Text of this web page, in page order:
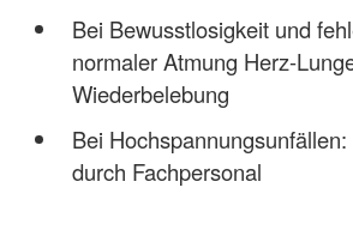
Bei Bewusstlosigkeit und
normaler Atmung Herz-
Wiederbelebung
Bei
durch Fachpersonal